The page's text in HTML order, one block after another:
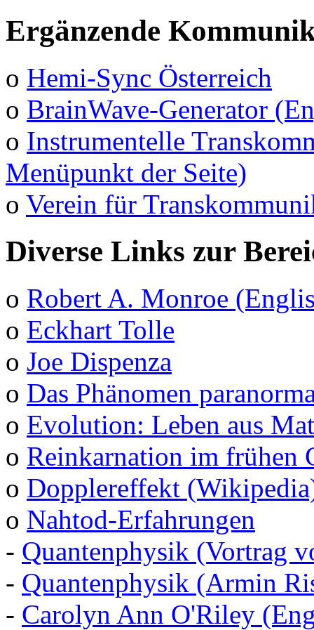
Ergänzende
o Hemi-Sync Österreich
o BrainWave-Generator
o Instrumentelle
Menüpunkt der Seite)
o Verein für
Diverse Links zur
o Robert A. Monroe
o Eckhart Tolle
o Joe Dispenza
o Das Phänomen
o Evolution: Leben aus
o Reinkarnation im frühen
o Dopplereffekt
o Nahtod-Erfahrungen
- Quantenphysik (Vortrag
- Quantenphysik (Armin
- Carolyn Ann O'Riley